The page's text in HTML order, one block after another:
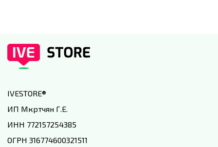
IVESTORE®
ИП Мкртчян Г.Е.
ИНН 772157254385
ОГРН 316774600321511